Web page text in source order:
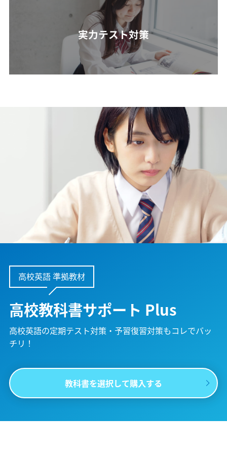
実力テスト対策
高校英語 準拠教材
高校教科書サポート Plus
高校英語の定期テスト対策・予習復習対策もコレでバッ
チリ！
教科書を選択して購入する